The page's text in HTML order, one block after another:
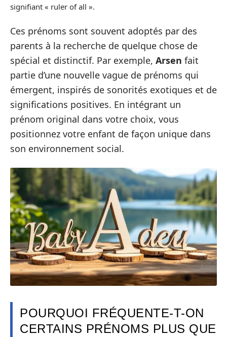
signifiant « ruler of all ».
Ces prénoms sont souvent adoptés par des
parents à la recherche de quelque chose de
spécial et distinctif. Par exemple, Arsen fait
partie d’une nouvelle vague de prénoms qui
émergent, inspirés de sonorités exotiques et de
significations positives. En intégrant un
prénom original dans votre choix, vous
positionnez votre enfant de façon unique dans
son environnement social.
POURQUOI FRÉQUENTE-T-ON
CERTAINS PRÉNOMS PLUS QUE